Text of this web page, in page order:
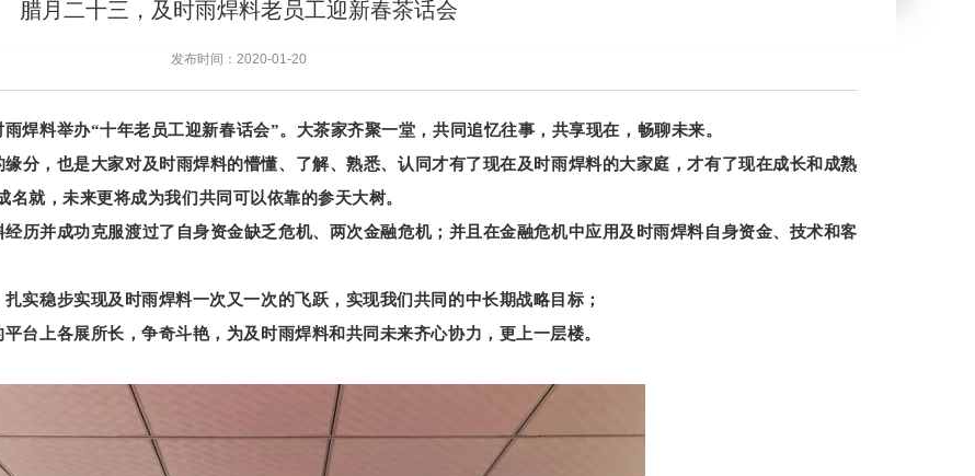
腊月二十三，及时雨焊料老员工迎新春茶话会
发布时间：2020-01-20
焊料举办“十年老员工迎新春话会”。大茶家齐聚一堂，共同追忆往事，共享现在，畅聊未来。
分，也是大家对及时雨焊料的懵懂、了解、熟悉、认同才有了现在及时雨焊料的大家庭，才有了现在成长和成熟
就，未来更将成为我们共同可以依靠的参天大树。
历并成功克服渡过了自身资金缺乏危机、两次金融危机；并且在金融危机中应用及时雨焊料自身资金、技术和客
实稳步实现及时雨焊料一次又一次的飞跃，实现我们共同的中长期战略目标；
台上各展所长，争奇斗艳，为及时雨焊料和共同未来齐心协力，更上一层楼。